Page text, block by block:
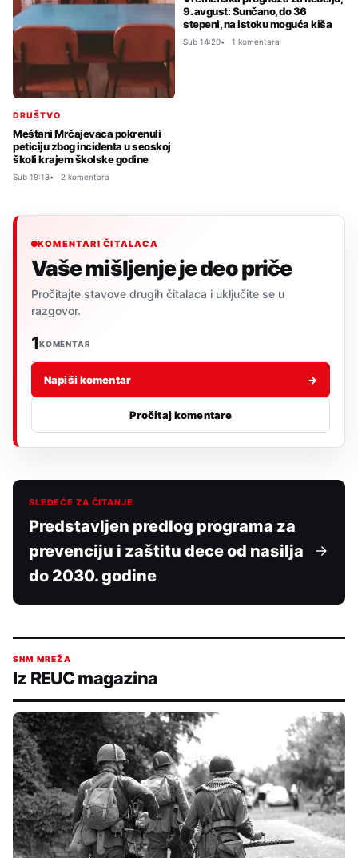
DRUŠTVO
Meštani Mrčajevaca pokrenuli
peticiju zbog incidenta u seoskoj
školi krajem školske godine
Sub 19:18 2 komentara
9. avgust: Sunčano, do 36
stepeni, na istoku moguća kiša
Sub 14:20 1 komentara
KOMENTARI ČITALACA
Vaše mišljenje je deo priče
Pročitajte stavove drugih čitalaca i uključite se u
razgovor.
1KOMENTAR
Napiši komentar →
Pročitaj komentare
SLEDEĆE ZA ČITANJE
Predstavljen predlog programa za
prevenciju i zaštitu dece od nasilja
do 2030. godine
SNM MREŽA
Iz REUC magazina